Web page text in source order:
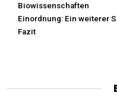
Biowissenschaften
Einordnung: Ein weiterer
Fazit